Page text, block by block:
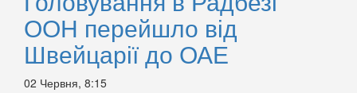
ООН перейшло від
Швейцарії до ОАЕ
02 Червня, 8:15